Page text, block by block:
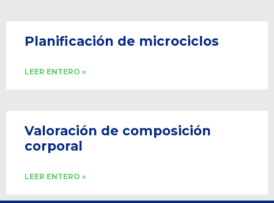
Planificación de microciclos
LEER ENTERO »
Valoración de composición
corporal
LEER ENTERO »